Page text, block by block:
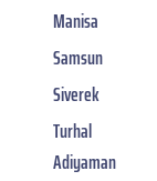
Manisa
Samsun
Siverek
Turhal
Adiyaman